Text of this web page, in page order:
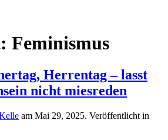
Feminismus
Herrentag – lasst
nicht miesreden
am Mai 29, 2025. Veröffentlicht in